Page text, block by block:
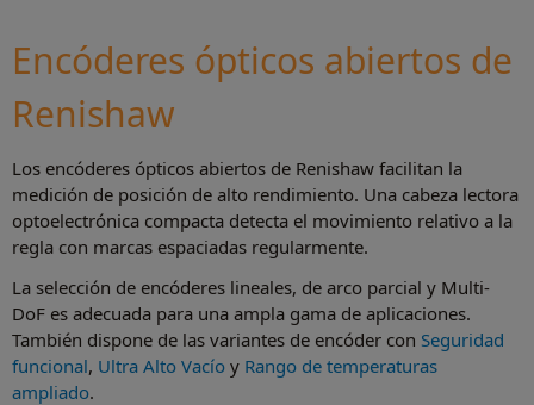
Encóderes ópticos abiertos de
Renishaw
Los encóderes ópticos abiertos de Renishaw facilitan la
medición de posición de alto rendimiento. Una cabeza lectora
optoelectrónica compacta detecta el movimiento relativo a la
regla con marcas espaciadas regularmente.
La selección de encóderes lineales, de arco parcial y Multi-
DoF es adecuada para una ampla gama de aplicaciones.
También dispone de las variantes de encóder con Seguridad
funcional, Ultra Alto Vacío y Rango de temperaturas
ampliado.